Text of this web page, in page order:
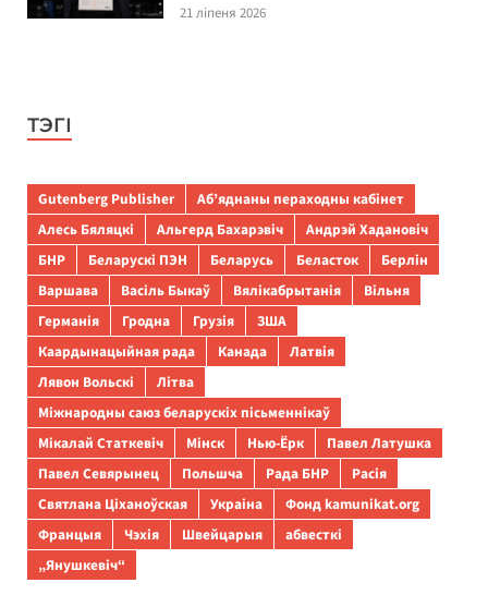
21 ліпеня 2026
ТЭГІ
Gutenberg Publisher
Аб’яднаны пераходны кабінет
Алесь Бяляцкі
Альгерд Бахарэвіч
Андрэй Хадановіч
БНР
Беларускі ПЭН Беларусь Беласток
Берлін
Варшава
Васіль Быкаў Вялікабрытанія
Вільня
Германія
Гродна Грузія
ЗША
Каардынацыйная рада
Канада
Латвія
Лявон Вольскі
Літва
Міжнародны саюз беларускіх пісьменнікаў
Мікалай Статкевіч
Мінск Нью-Ёрк
Павел Латушка
Павел Севярынец
Польшча Рада БНР
Расія
Святлана Ціханоўская
Украіна
Фонд kamunikat.org
Францыя
Чэхія Швейцарыя
абвесткі
„Янушкевіч“